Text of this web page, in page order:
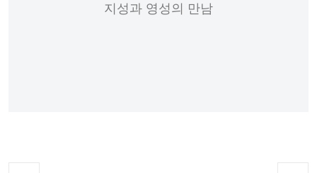
지성과 영성의 만남